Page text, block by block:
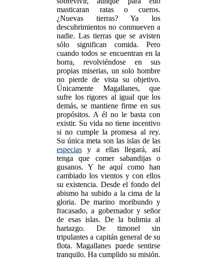
masticaran ratas o cueros.
¿Nuevas tierras? Ya los
descubrimientos no conmueven a
nadie. Las tierras que se avisten
sólo significan comida. Pero
cuando todos se encuentran en la
borra, revolviéndose en sus
propias miserias, un solo hombre
no pierde de vista su objetivo.
Únicamente Magallanes, que
sufre los rigores al igual que los
demás, se mantiene firme en sus
propósitos. A él no le basta con
existir. Su vida no tiene incentivo
si no cumple la promesa al rey.
Su única meta son las islas de las
especias y a ellas llegará, así
tenga que comer sabandijas o
gusanos. Y he aquí como han
cambiado los vientos y con ellos
su existencia. Desde el fondo del
abismo ha subido a la cima de la
gloria. De marino moribundo y
fracasado, a gobernador y señor
de esas islas. De la bulimia al
hartazgo. De timonel sin
tripulantes a capitán general de su
flota. Magallanes puede sentirse
tranquilo. Ha cumplido su misión.